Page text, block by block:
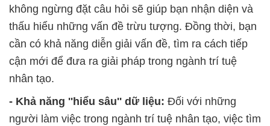
không ngừng đặt câu hỏi sẽ giúp bạn nhận diện và
thấu hiểu những vấn đề trừu tượng. Đồng thời, bạn
cần có khả năng diễn giải vấn đề, tìm ra cách tiếp
cận mới để đưa ra giải pháp trong ngành trí tuệ
nhân tạo.
- Khả năng ''hiểu sâu'' dữ liệu: Đối với những
người làm việc trong ngành trí tuệ nhân tạo, việc tìm